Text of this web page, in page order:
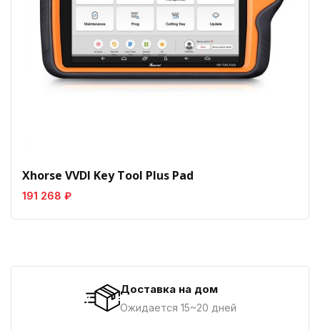
Xhorse VVDI Key Tool Plus Pad
191 268 ₽
Доставка на дом
Ожидается 15~20 дней